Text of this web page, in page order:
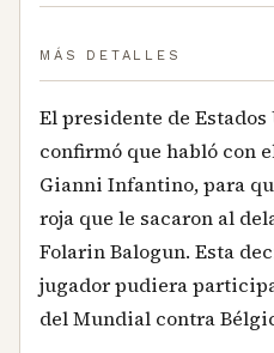
MÁS DETALLES
El presidente de
confirmó que habló con
Gianni Infantino, para
roja que le sacaron al
Folarin Balogun. Esta
jugador pudiera
del Mundial contra